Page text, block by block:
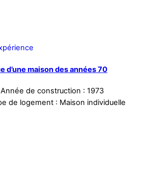
d’une maison des années 70
de construction : 1973
de logement : Maison individuelle